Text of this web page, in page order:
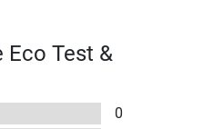
Eco Test &
0